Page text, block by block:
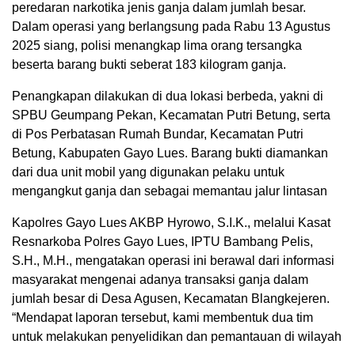
peredaran narkotika jenis ganja dalam jumlah besar.
Dalam operasi yang berlangsung pada Rabu 13 Agustus
2025 siang, polisi menangkap lima orang tersangka
beserta barang bukti seberat 183 kilogram ganja.
Penangkapan dilakukan di dua lokasi berbeda, yakni di
SPBU Geumpang Pekan, Kecamatan Putri Betung, serta
di Pos Perbatasan Rumah Bundar, Kecamatan Putri
Betung, Kabupaten Gayo Lues. Barang bukti diamankan
dari dua unit mobil yang digunakan pelaku untuk
mengangkut ganja dan sebagai memantau jalur lintasan
Kapolres Gayo Lues AKBP Hyrowo, S.I.K., melalui Kasat
Resnarkoba Polres Gayo Lues, IPTU Bambang Pelis,
S.H., M.H., mengatakan operasi ini berawal dari informasi
masyarakat mengenai adanya transaksi ganja dalam
jumlah besar di Desa Agusen, Kecamatan Blangkejeren.
“Mendapat laporan tersebut, kami membentuk dua tim
untuk melakukan penyelidikan dan pemantauan di wilayah